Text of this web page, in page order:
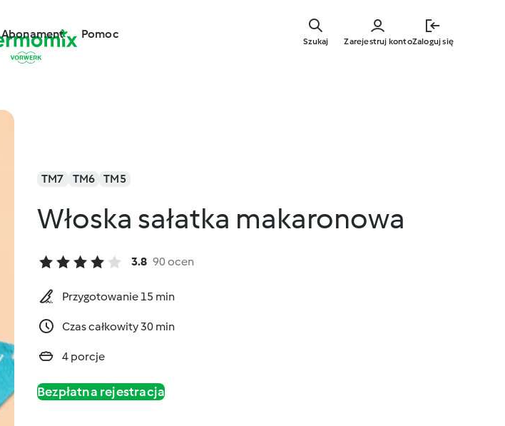
głównej
Abonament Pomoc
Zarejestruj kontoZaloguj się
Szukaj
TM7 TM6 TM5
Włoska sałatka makaronowa
3.8 90 ocen
Przygotowanie 15 min
Czas całkowity 30 min
4 porcje
Bezpłatna rejestracja